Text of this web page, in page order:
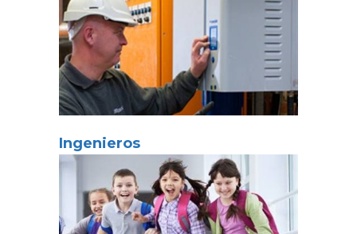
Ingenieros